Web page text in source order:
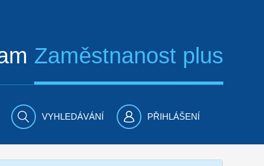
Zaměstnanost plus
VYHLEDÁVÁNÍ PŘIHLÁŠENÍ